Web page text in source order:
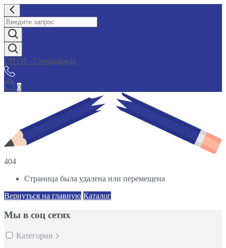
СИТИ - Спецодежда
0
404
Страница была удалена или перемещена
Вернуться на главную Каталог
Мы в соц сетях
Категории